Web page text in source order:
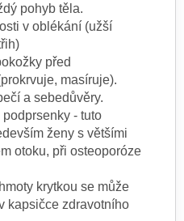
pohyb těla.
v oblékání (užší
před
masíruje).
a sebedůvěry.
- tuto
ženy s většími
otoku, při osteoporóze
krytkou se může
kapsičce zdravotního